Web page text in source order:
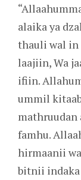
alaika ya
thauli wal in
laajiin, Wa
ifiin.
ummil
mathruudan
famhu.
hirmaanii
bitnii indaka